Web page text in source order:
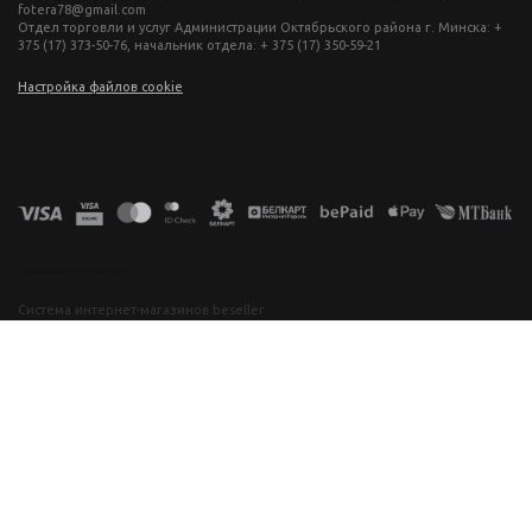
fotera78@gmail.com
Отдел торговли и услуг Администрации Октябрьского района г. Минска: +
375 (17) 373-50-76, начальник отдела: + 375 (17) 350-59-21
Настройка файлов cookie
Система интернет-магазинов beseller